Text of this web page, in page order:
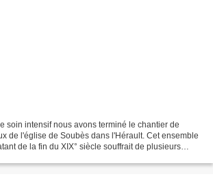
soin intensif nous avons terminé le chantier de
de l'église de Soubès dans l'Hérault. Cet ensemble
de la fin du XIX° siècle souffrait de plusieurs